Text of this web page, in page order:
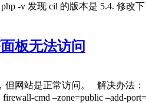
-v 发现 cil 的版本是 5.4. 修改
板无法访问
网站是正常访问。 解决办法
cmd –zone=public –add-